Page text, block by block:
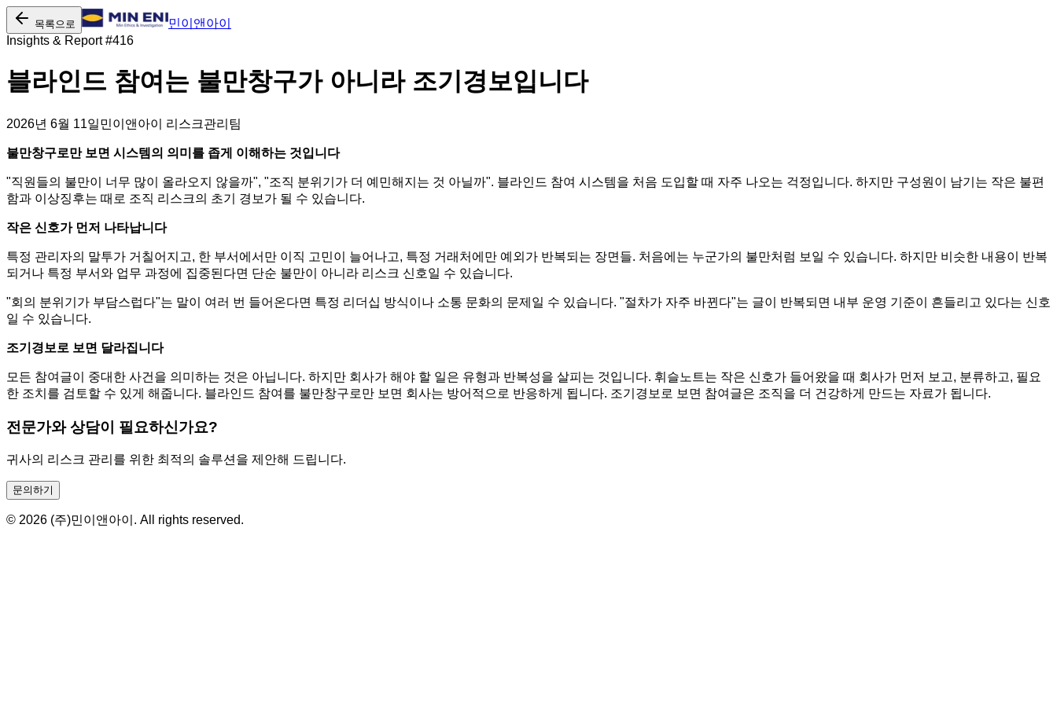
목록으로
민이앤아이
Insights & Report #416
블라인드 참여는 불만창구가 아니라 조기경보입니다
2026년 6월 11일민이앤아이 리스크관리팀
불만창구로만 보면 시스템의 의미를 좁게 이해하는 것입니다
"직원들의 불만이 너무 많이 올라오지 않을까", "조직 분위기가 더 예민해지는 것 아닐까". 블라인드 참여 시스템을 처음 도입할 때 자주 나오는 걱정입니다. 하지만 구성원이 남기는 작은 불편
함과 이상징후는 때로 조직 리스크의 초기 경보가 될 수 있습니다.
작은 신호가 먼저 나타납니다
특정 관리자의 말투가 거칠어지고, 한 부서에서만 이직 고민이 늘어나고, 특정 거래처에만 예외가 반복되는 장면들. 처음에는 누군가의 불만처럼 보일 수 있습니다. 하지만 비슷한 내용이 반복
되거나 특정 부서와 업무 과정에 집중된다면 단순 불만이 아니라 리스크 신호일 수 있습니다.
"회의 분위기가 부담스럽다"는 말이 여러 번 들어온다면 특정 리더십 방식이나 소통 문화의 문제일 수 있습니다. "절차가 자주 바뀐다"는 글이 반복되면 내부 운영 기준이 흔들리고 있다는 신호
일 수 있습니다.
조기경보로 보면 달라집니다
모든 참여글이 중대한 사건을 의미하는 것은 아닙니다. 하지만 회사가 해야 할 일은 유형과 반복성을 살피는 것입니다. 휘슬노트는 작은 신호가 들어왔을 때 회사가 먼저 보고, 분류하고, 필요
한 조치를 검토할 수 있게 해줍니다. 블라인드 참여를 불만창구로만 보면 회사는 방어적으로 반응하게 됩니다. 조기경보로 보면 참여글은 조직을 더 건강하게 만드는 자료가 됩니다.
전문가와 상담이 필요하신가요?
귀사의 리스크 관리를 위한 최적의 솔루션을 제안해 드립니다.
문의하기
© 2026 (주)민이앤아이. All rights reserved.